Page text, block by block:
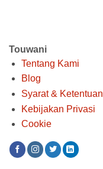
Touwani
Tentang Kami
Blog
Syarat & Ketentuan
Kebijakan Privasi
Cookie